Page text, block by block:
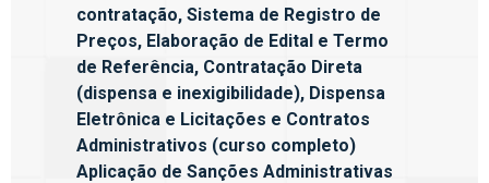
contratação, Sistema de Registro de
Preços, Elaboração de Edital e Termo
de Referência, Contratação Direta
(dispensa e inexigibilidade), Dispensa
Eletrônica e Licitações e Contratos
Administrativos (curso completo)
Aplicação de Sanções Administrativas